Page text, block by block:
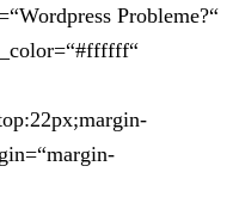
Probleme?“